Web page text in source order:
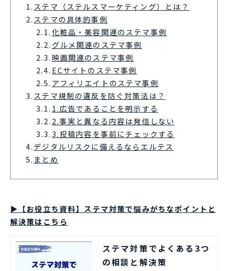
1. ステマ（ステルスマーケティング）とは？
2. ステマの具体的事例
2.1.化粧品・美容関連のステマ事例
2.2. グルメ関連のステマ事例
2.3.映画関連のステマ事例
2.4. ECサイトのステマ事例
2.5. アフィリエイトのステマ事例
3. ステマ規制の違反を防ぐ対策法は？
3.1. 1.広告であることを明示する
3.2. 2.事実と異なる内容は発信しない
3.3.3.投稿内容を事前にチェックする
4.デジタルリスクに備えるならエルテス
5. まとめ
▶【お役立ち資料】ステマ対策で悩みがちなポイントと
解決策はこちら
ステマ対策でよくある3つ
の相談と解決策